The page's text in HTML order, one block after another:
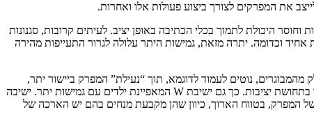
את המפרקים לצורך ביצוע פעולות אלו ואחרות.
היכולת לתמוך בכלי הכתיבה באופן יציב. לעיתים קרובות, סגנונות
וכדומה. יתרה מזאת, גמישות היתר עלולה לגרור התעייפות מהירה
נוטים לעמוד לדוגמא, תוך “נעילת” המפרק ביישור יתר,
באופן הגורר עומס יתר על מפרק הברך ועל הגב ועלול לגרום לדלקות, או כאב, בטווח הרחוק. עמידה זו נובעת מתוך צורך בתחושה מהמפרק ומתוך צורך בתחושת יציבות. כך גם ישיבת W המאפיינת ילדים עם גמישות יתר. ישיבה
של המפרק, בטווח הארוך, כיוון שהן מקבעת מנחים בהם יש הארכה של